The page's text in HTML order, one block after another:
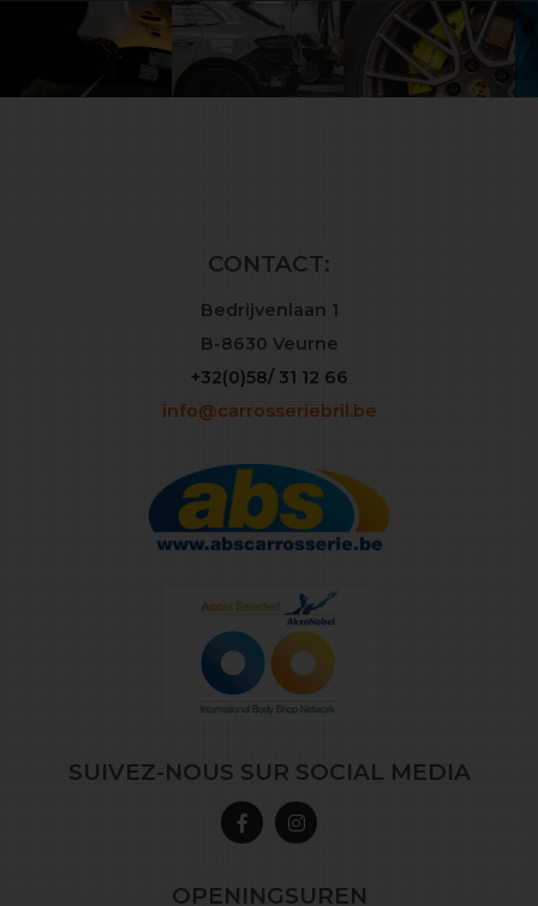
CONTACT:
Bedrijvenlaan 1
B-8630 Veurne
+32(0)58/ 31 12 66
info@carrosseriebril.be
SUIVEZ-NOUS SUR SOCIAL MEDIA
OPENINGSUREN